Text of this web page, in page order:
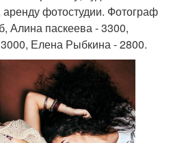
фотостудии. Фотограф
Алина паскеева - 3300,
Елена Рыбкина - 2800.